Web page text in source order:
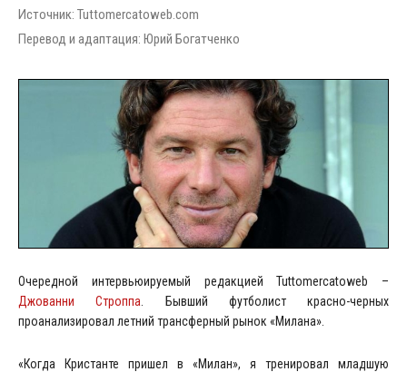
Источник: Tuttomercatoweb.com
Перевод и адаптация: Юрий Богатченко
Очередной интервьюируемый редакцией Tuttomercatoweb –
Джованни Строппа . Бывший футболист красно-черных
проанализировал летний трансферный рынок «Милана».
«Когда Кристанте пришел в «Милан», я тренировал младшую